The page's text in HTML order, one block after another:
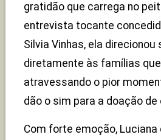
gratidão que carrega no
entrevista tocante
Silvia Vinhas, ela direcionou
diretamente às famílias
atravessando o pior
dão o sim para a doação de
Com forte emoção,